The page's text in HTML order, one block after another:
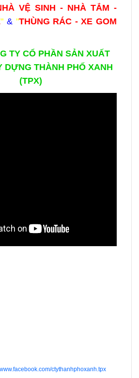
VỆ SINH - NHÀ TẮM -
" & "THÙNG RÁC - XE GOM
TY CỔ PHẦN SẢN XUẤT
DỰNG THÀNH PHỐ XANH
(TPX)
ctythanhphoxanh.tpx